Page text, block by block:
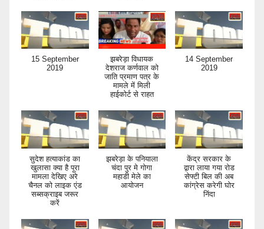
15 September
2019
झबरेड़ा विधायक
देशराज कर्णवाल को
जाति प्रमाण पत्र के
मामले में मिली
हाईकोर्ट से राहत
14 September
2019
सुदेश हत्याकांड का
खुलासा क्या है पूरा
मामला देखिए अरे
चैनल को लाइक एंड
सब्सक्राइब जरूर
करें
झबरेड़ा के पनियाला
चंदा पुर मे गोगा
महाडी मेले का
आयोजन
केंद्र सरकार के
द्वारा लाया गया रोड
सेफ्टी बिल की अब
कांग्रेस करेगी घोर
निंदा